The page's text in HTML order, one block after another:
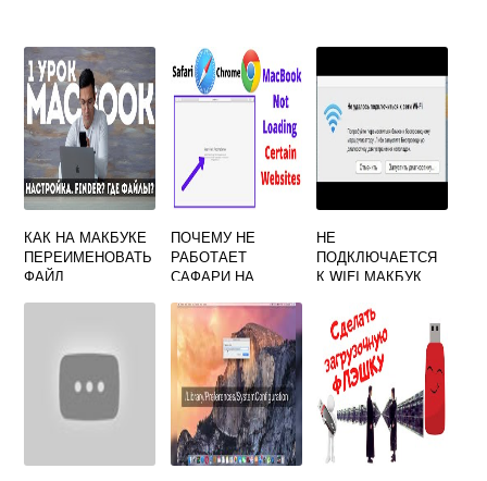
КАК НА МАКБУКЕ
ПЕРЕИМЕНОВАТЬ
ФАЙЛ
ПОЧЕМУ НЕ
РАБОТАЕТ
САФАРИ НА
НЕ
ПОДКЛЮЧАЕТСЯ
К WIFI МАКБУК